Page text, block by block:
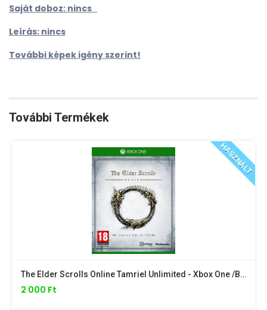
Saját doboz: nincs
Leírás: nincs
További képek igény szerint!
További Termékek
HASZNÁLT
The Elder Scrolls Online Tamriel Unlimited - Xbox One /borító Nélkül/
2 000 Ft